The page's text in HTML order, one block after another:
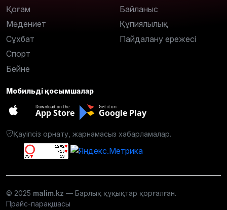
Қоғам
Мәдениет
Сұхбат
Спорт
Бейне
Байланыс
Құпиялылық
Пайдалану ережесі
Мобильді қосымшалар
Download on the
App Store
Get it on
Google Play
Қауіпсіз орнату, жарнамасыз хабарламалар.
© 2025 malim.kz — Барлық құқықтар қорғалған.
Прайс-парақшасы